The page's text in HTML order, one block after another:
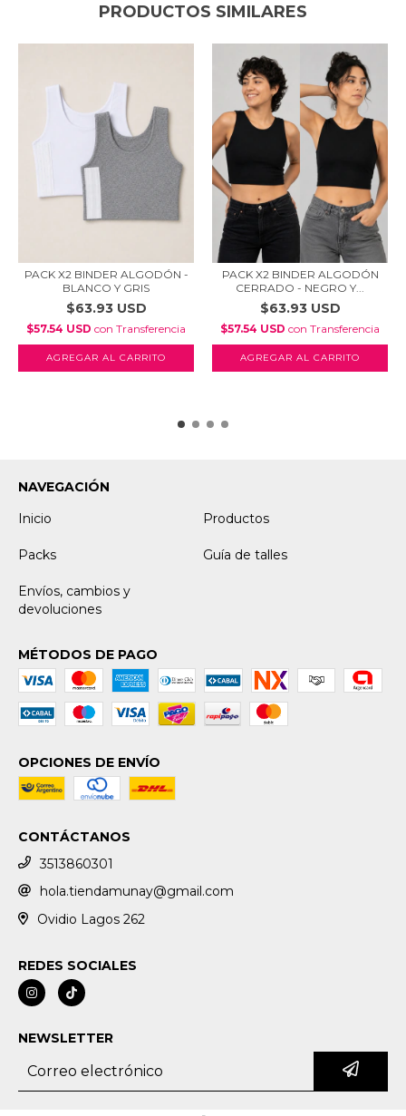
PRODUCTOS SIMILARES
PACK X2 BINDER ALGODÓN -
BLANCO Y GRIS
$63.93 USD
$57.54 USD con Transferencia
AGREGAR AL CARRITO
PACK X2 BINDER ALGODÓN
CERRADO - NEGRO Y...
$63.93 USD
$57.54 USD con Transferencia
AGREGAR AL CARRITO
NAVEGACIÓN
Inicio
Productos
Packs Guía de talles
Envíos, cambios y
devoluciones
MÉTODOS DE PAGO
OPCIONES DE ENVÍO
CONTÁCTANOS
3513860301
hola.tiendamunay@gmail.com
Ovidio Lagos 262
REDES SOCIALES
NEWSLETTER